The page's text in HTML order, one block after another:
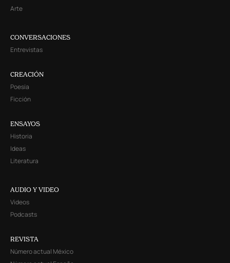
Arte
CONVERSACIONES
Entrevistas
CREACIÓN
Poesía
Ficción
ENSAYOS
Historia
Ideas
Literatura
AUDIO Y VIDEO
Videos
Podcasts
REVISTA
Número actual México